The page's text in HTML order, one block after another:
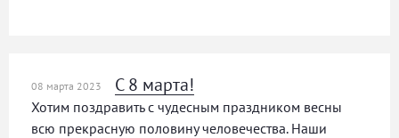
08 марта 2023 С 8 марта!
Хотим поздравить с чудесным праздником весны
всю прекрасную половину человечества. Наши